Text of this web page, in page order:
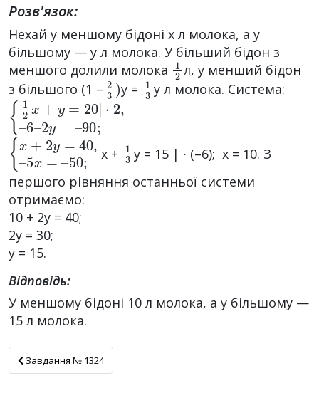
Розв'язок:
Нехай у меншому бідоні х л молока, а у
більшому — у л молока. У більший бідон з
меншого долили молока 12л, у менший бідон
з більшого (1 –23 )
y = 13y л молока. Система:
{12x +y =20 |·2, –
6–2y =– 90;
{x+ 2y =40, –
5x=–50; x + 1 y = 15 | ∙ (–6); х = 10. З
першого рівняння останньої системи
отримаємо:
10 + 2y = 40;
2y = 30;
y = 15.
Відповідь:
У меншому бідоні 10 л молока, а у більшому —
15 л молока.
Завдання № 1324
Завдання № 1324